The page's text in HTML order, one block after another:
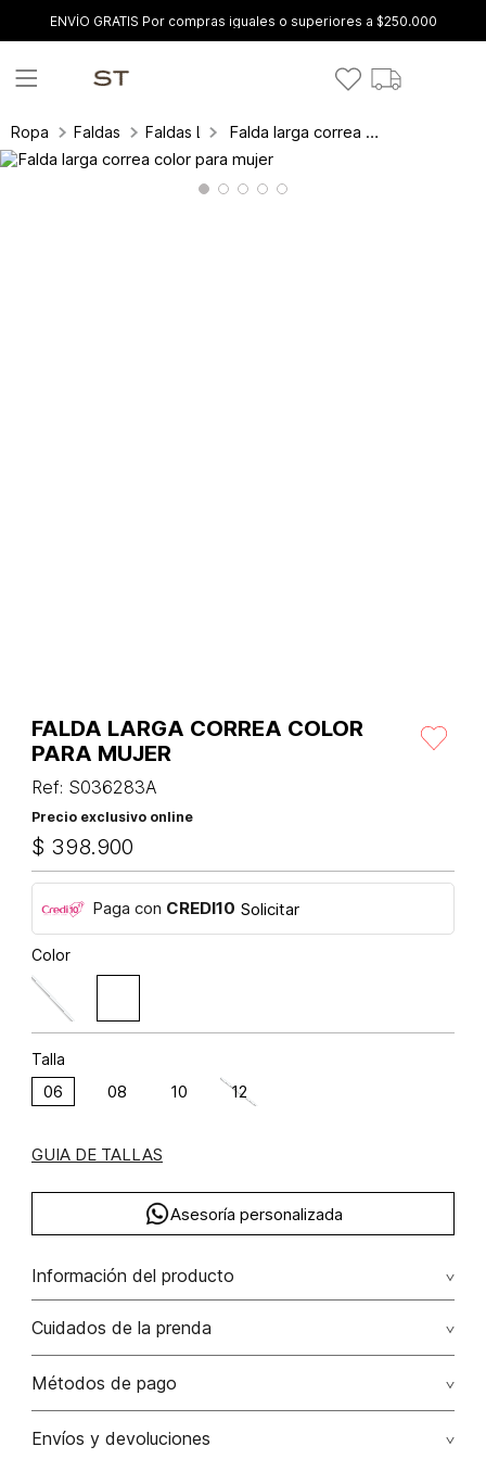
ENVÍO GRATIS Por compras iguales o superiores a $250.000
Ropa Faldas Faldas Largas Falda larga correa color para mujer
FALDA LARGA CORREA COLOR
PARA MUJER
Ref: S036283A
Precio exclusivo online
$ 398.900
Paga con CREDI10 Solicitar
Color
Talla
06 08 10 12
GUIA DE TALLAS
Asesoría personalizada
Información del producto
Falda larga correa color para mujer rayón 100% 100.00%
rayón/rayon
Cuidados de la prenda
Lavar a mano por separado / no dejar en remojo / no
Métodos de pago
Tarjetas de crédito: Visa, Dinners, Master Card y American
Envíos y devoluciones